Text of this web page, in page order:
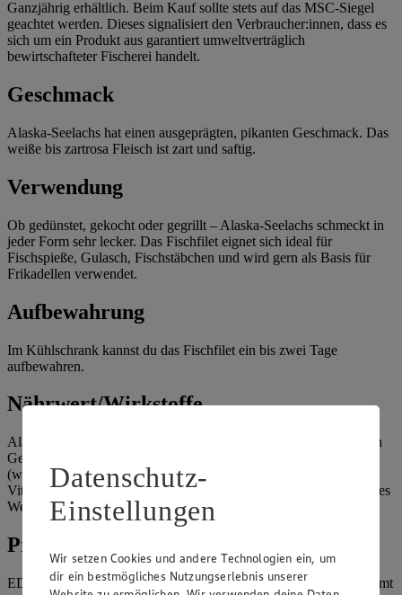
Ganzjährig erhältlich. Beim Kauf sollte stets auf das MSC-Siegel
geachtet werden. Dieses signalisiert den Verbraucher:innen, dass es
sich um ein Produkt aus garantiert umweltverträglich
bewirtschafteter Fischerei handelt.
Geschmack
Alaska-Seelachs hat einen ausgeprägten, pikanten Geschmack. Das
weiße bis zartrosa Fleisch ist zart und saftig.
Verwendung
Ob gedünstet, gekocht oder gegrillt – Alaska-Seelachs schmeckt in
jeder Form sehr lecker. Das Fischfilet eignet sich ideal für
Fischspieße, Gulasch, Fischstäbchen und wird gern als Basis für
Frikadellen verwendet.
Aufbewahrung
Im Kühlschrank kannst du das Fischfilet ein bis zwei Tage
aufbewahren.
Nährwert/Wirkstoffe
Alaska-Seelachs hat wenig Fett (nur 0,8 Prozent) und einen hohen
Gehalt an Eiweiß, dazu liefert er uns reichlich wertvolles Jod
(wichtig für die Schilddrüse). Der aromatische Fisch enthält
Vitamine der B-Gruppe: vor allem Niacin und Riboflavin (B2). Des
Weiteren sind die Mineralstoffe Kalium und Phosphor vorhanden.
Produkte
EDEKA Alaska Seelachsfilet Müllerin Art, 400 g: Der Fisch stammt
Datenschutz-
Einstellungen
Wir setzen Cookies und andere Technologien ein, um
dir ein bestmögliches Nutzungserlebnis unserer